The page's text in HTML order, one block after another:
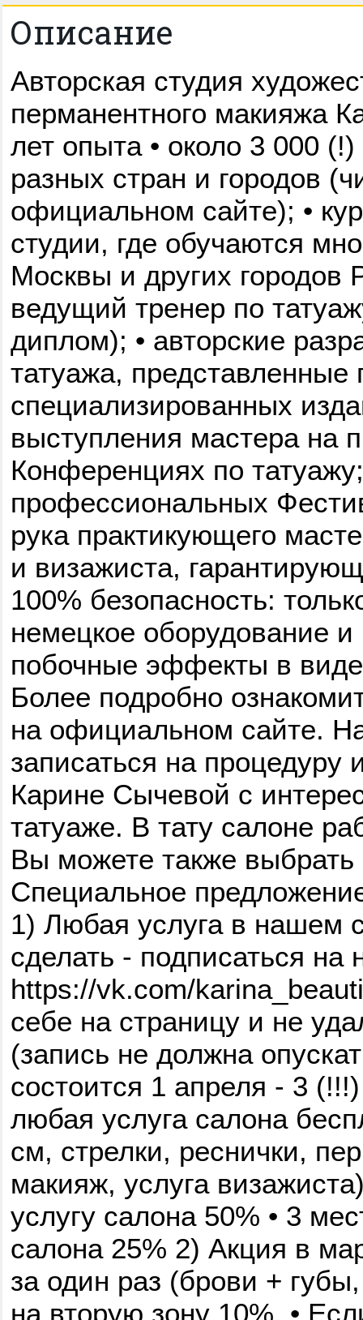
Описание
Авторская студия
перманентного макияжа
лет опыта • около 3 000
разных стран и городов
официальном сайте); •
студии, где обучаются
Москвы и других
ведущий тренер по
диплом); • авторские
татуажа,
специализированных
выступления мастера на
Конференциях по
профессиональных
рука практикующего
и визажиста,
100% безопасность:
немецкое оборудование
побочные эффекты в
Более подробно
на официальном сайте.
записаться на процедуру
Карине Сычевой с
татуаже. В тату салоне
Вы можете также
Специальное
1) Любая услуга в нашем
сделать - подписаться на
https://vk.com/
себе на страницу и не
(запись не должна
состоится 1 апреля - 3
любая услуга салона
см, стрелки, реснички,
макияж, услуга
услугу салона 50% • 3
салона 25% 2) Акция в
за один раз (брови +
на вторую зону 10%. •